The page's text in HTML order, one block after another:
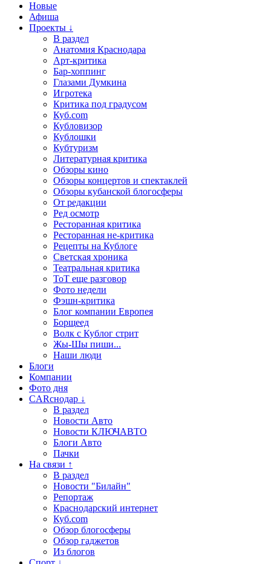
Новые
Афиша
Проекты ↓
В раздел
Анатомия Краснодара
Арт-критика
Бар-хоппинг
Глазами Думкина
Игротека
Критика под градусом
Куб.com
Кубловизор
Кублошки
Кубтуризм
Литературная критика
Обзоры кино
Обзоры концертов и спектаклей
Обзоры кубанской блогосферы
От редакции
Ред осмотр
Ресторанная критика
Ресторанная не-критика
Рецепты на Кублоге
Светская хроника
Театральная критика
ТоТ еще разговор
Фото недели
Фэшн-критика
Блог компании Европея
Борщеед
Волк с Кублог стрит
Жы-Шы пиши...
Наши люди
Блоги
Компании
Фото дня
CARснодар ↓
В раздел
Новости Авто
Новости КЛЮЧАВТО
Блоги Авто
Пачки
На связи ↑
В раздел
Новости "Билайн"
Репортаж
Краснодарский интернет
Куб.com
Обзор блогосферы
Обзор гаджетов
Из блогов